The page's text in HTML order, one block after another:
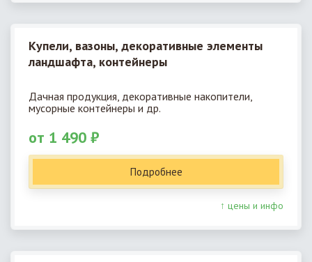
Купели, вазоны, декоративные элементы
ландшафта, контейнеры
Дачная продукция, декоративные накопители,
мусорные контейнеры и др.
от 1 490 ₽
Подробнее
↑ цены и инфо